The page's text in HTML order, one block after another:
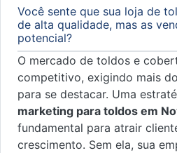
Você sente que sua loja de
de alta qualidade, mas as
potencial?
O mercado de toldos e
competitivo, exigindo mais
para se destacar. Uma
marketing para toldos em
fundamental para atrair
crescimento. Sem ela, sua